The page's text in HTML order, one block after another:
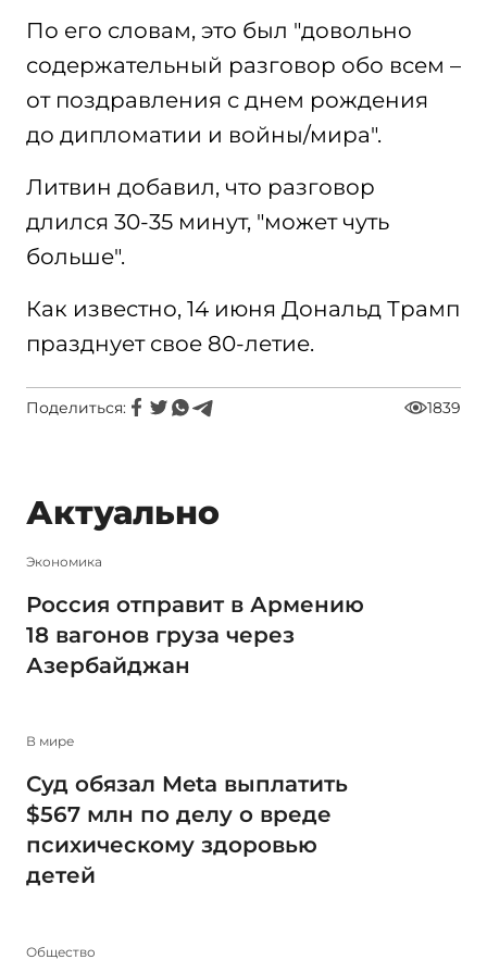
По его словам, это был "довольно
содержательный разговор обо всем –
от поздравления с днем рождения
до дипломатии и войны/мира".
Литвин добавил, что разговор
длился 30-35 минут, "может чуть
больше".
Как известно, 14 июня Дональд Трамп
празднует свое 80-летие.
Поделиться: 1839
Актуально
Экономика
Россия отправит в Армению
18 вагонов груза через
Азербайджан
В мире
Суд обязал Meta выплатить
$567 млн по делу о вреде
психическому здоровью
детей
Общество